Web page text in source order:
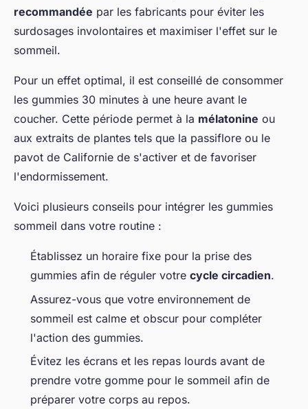
recommandée par les fabricants pour éviter les
surdosages involontaires et maximiser l'effet sur le
sommeil.
Pour un effet optimal, il est conseillé de consommer
les gummies 30 minutes à une heure avant le
coucher. Cette période permet à la mélatonine ou
aux extraits de plantes tels que la passiflore ou le
pavot de Californie de s'activer et de favoriser
l'endormissement.
Voici plusieurs conseils pour intégrer les gummies
sommeil dans votre routine :
Établissez un horaire fixe pour la prise des
gummies afin de réguler votre cycle circadien.
Assurez-vous que votre environnement de
sommeil est calme et obscur pour compléter
l'action des gummies.
Évitez les écrans et les repas lourds avant de
prendre votre gomme pour le sommeil afin de
préparer votre corps au repos.